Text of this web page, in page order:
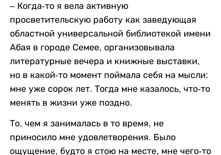
– Когда-то я вела активную
просветительскую работу как заведующая
областной универсальной библиотекой имени
Абая в городе Семее, организовывала
литературные вечера и книжные выставки,
но в какой-то момент поймала себя на мысли:
мне уже сорок лет. Тогда мне казалось, что-то
менять в жизни уже поздно.
То, чем я занималась в то время, не
приносило мне удовлетворения. Было
ощущение, будто я стою на месте, мне чего-то